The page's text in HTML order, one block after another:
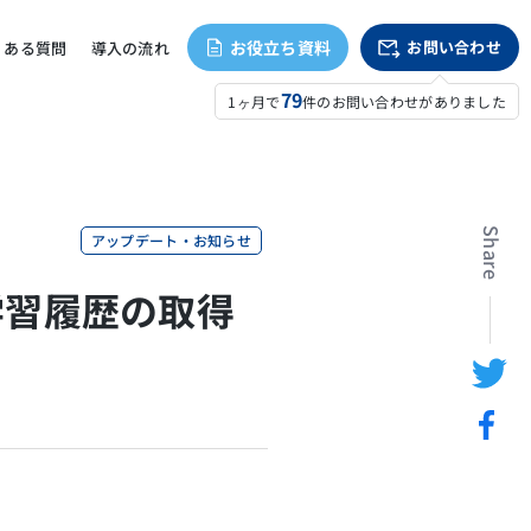
る質問 導入の流れ お役立ち資料 お問い合わせ
1ヶ月で79件のお問い合わせがありました
Share
履歴の取得
アップデート・お知らせ